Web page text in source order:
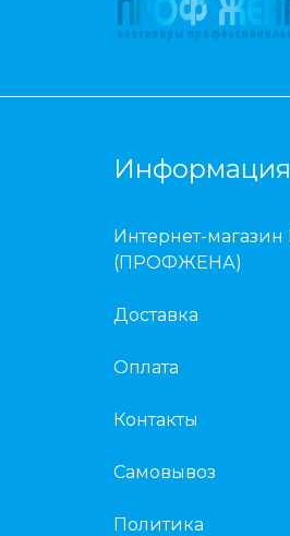
Информация
Интернет-
(ПРОФЖЕНА)
Доставка
Оплата
Контакты
Самовывоз
Политика